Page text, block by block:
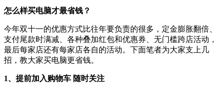
怎么样买电脑才最省钱？
今年双十一的优惠方式比往年要负责的很多，定金膨胀翻倍、
支付尾款时满减、各种叠加红包和优惠券、无门槛跨店活动，
最后每家店还有每家店各自的活动。下面笔者为大家支上几
招，教大家买电脑更省钱。
1、提前加入购物车 随时关注